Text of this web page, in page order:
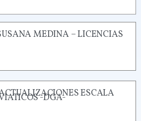
MEDINA – LICENCIAS
ESCALA
-DGA-